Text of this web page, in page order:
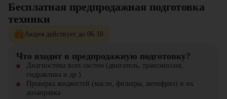
Где применяется Heli CDD12JLi M300?
Складские комплексы и логистические центры
Производственные цеха и промышленные предприятия
Фармацевтические и пищевые производства
Сельскохозяйственные предприятия
Оптовые распределительные базы
Бесплатная предпродажная подготовка
техники
Акция действует до 06.10
Что входит в предпродажную подготовку?
Диагностика всех систем (двигатель, трансмиссия,
гидравлика и др.)
Проверка жидкостей (масло, фильтры, антифриз) и их
дозаправка